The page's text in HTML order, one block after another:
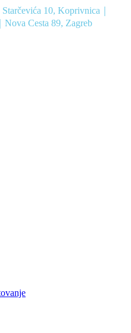
10, Koprivnica｜
Cesta 89, Zagreb